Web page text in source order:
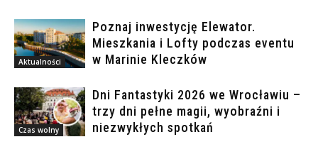
Aktualności
Poznaj inwestycję Elewator.
Mieszkania i Lofty podczas eventu
w Marinie Kleczków
Czas wolny
Dni Fantastyki 2026 we Wrocławiu –
trzy dni pełne magii, wyobraźni i
niezwykłych spotkań